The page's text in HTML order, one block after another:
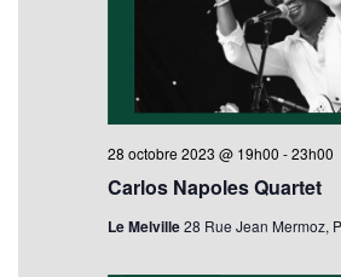
Carlos Napoles Quartet
28 octobre 2023 @ 19h00 -23h00
Le Melville28 Rue Jean Mermoz,